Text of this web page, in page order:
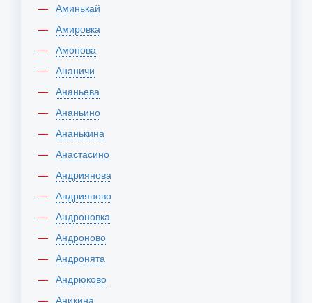
Аминькай
Амировка
Амонова
Ананичи
Ананьева
Ананьино
Ананькина
Анастасино
Андриянова
Андрияново
Андроновка
Андроново
Андронята
Андрюково
Аникина